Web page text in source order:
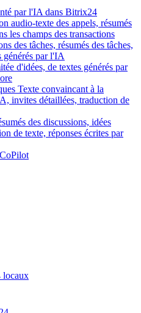
par l'IA dans Bitrix24
audio-texte des appels, résumés
les champs des transactions
des tâches, résumés des tâches,
générés par l'IA
d'idées, de textes générés par
Texte convaincant à la
invites détaillées, traduction de
des discussions, idées
de texte, réponses écrites par
locaux